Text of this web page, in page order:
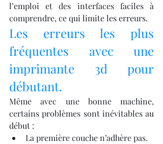
l’emploi et des interfaces faciles à
comprendre, ce qui limite les erreurs.
Les erreurs les plus
fréquentes avec une
imprimante 3d pour
débutant.
Même avec une bonne machine,
certains problèmes sont inévitables au
début :
La première couche n’adhère pas.